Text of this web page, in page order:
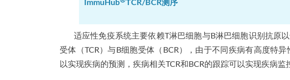
ImmuHub
TCR/BCR测序
适应性免疫系统主要依赖T淋巴细胞与B淋巴细胞识别抗原
受体（TCR）与B细胞受体（BCR），由于不同疾病有高度特
以实现疾病的预测，疾病相关TCR和BCR的跟踪可以实现疾病监